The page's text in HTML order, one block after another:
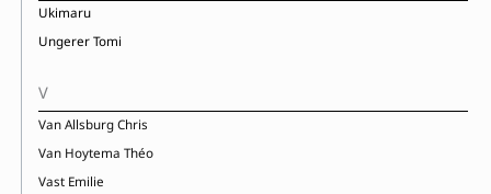
Ukimaru
Ungerer Tomi
V
Van Allsburg Chris
Van Hoytema Théo
Vast Emilie